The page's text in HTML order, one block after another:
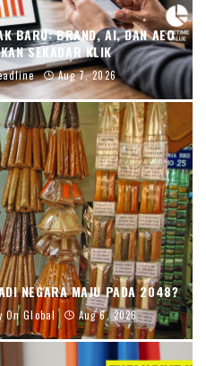
BARU: BRAND, AI, DAN AEO
SEKADAR KLIK
Aug 7, 2026
NEGARA MAJU PADA 2048?
On Global Aug 6, 2026